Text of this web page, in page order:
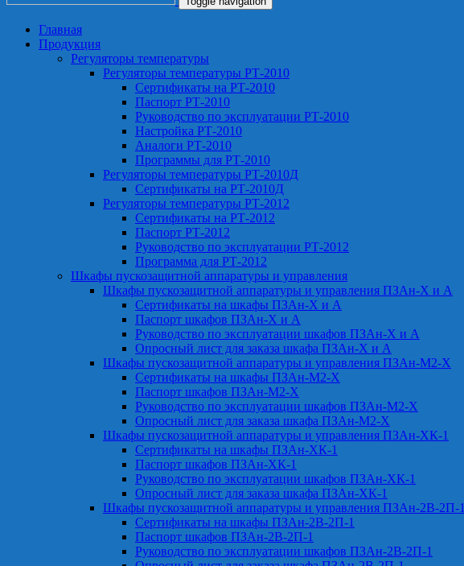
Главная
Продукция
Регуляторы температуры
Регуляторы температуры РТ-2010
Сертификаты на РТ-2010
Паспорт РТ-2010
Руководство по эксплуатации РТ-2010
Настройка РТ-2010
Аналоги РТ-2010
Программы для РТ-2010
Регуляторы температуры РТ-2010Д
Сертификаты на РТ-2010Д
Регуляторы температуры РТ-2012
Сертификаты на РТ-2012
Паспорт РТ-2012
Руководство по эксплуатации РТ-2012
Программа для РТ-2012
Шкафы пускозащитной аппаратуры и управления
Шкафы пускозащитной аппаратуры и управления ПЗАн-Х и А
Сертификаты на шкафы ПЗАн-Х и А
Паспорт шкафов ПЗАн-Х и А
Руководство по эксплуатации шкафов ПЗАн-Х и А
Опросный лист для заказа шкафа ПЗАн-Х и А
Шкафы пускозащитной аппаратуры и управления ПЗАн-М2-Х
Сертификаты на шкафы ПЗАн-М2-Х
Паспорт шкафов ПЗАн-М2-Х
Руководство по эксплуатации шкафов ПЗАн-М2-Х
Опросный лист для заказа шкафа ПЗАн-М2-Х
Шкафы пускозащитной аппаратуры и управления ПЗАн-ХК-1
Сертификаты на шкафы ПЗАн-ХК-1
Паспорт шкафов ПЗАн-ХК-1
Руководство по эксплуатации шкафов ПЗАн-ХК-1
Опросный лист для заказа шкафа ПЗАн-ХК-1
Шкафы пускозащитной аппаратуры и управления ПЗАн-2В-2П-1
Сертификаты на шкафы ПЗАн-2В-2П-1
Паспорт шкафов ПЗАн-2В-2П-1
Руководство по эксплуатации шкафов ПЗАн-2В-2П-1